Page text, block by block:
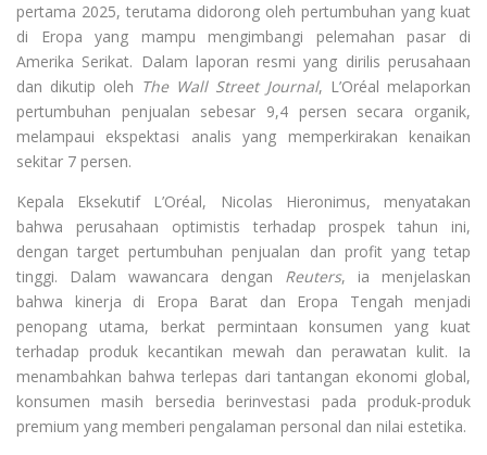
pertama 2025, terutama didorong oleh pertumbuhan yang kuat
di Eropa yang mampu mengimbangi pelemahan pasar di
Amerika Serikat. Dalam laporan resmi yang dirilis perusahaan
dan dikutip oleh The Wall Street Journal, L’Oréal melaporkan
pertumbuhan penjualan sebesar 9,4 persen secara organik,
melampaui ekspektasi analis yang memperkirakan kenaikan
sekitar 7 persen.
Kepala Eksekutif L’Oréal, Nicolas Hieronimus, menyatakan
bahwa perusahaan optimistis terhadap prospek tahun ini,
dengan target pertumbuhan penjualan dan profit yang tetap
tinggi. Dalam wawancara dengan Reuters, ia menjelaskan
bahwa kinerja di Eropa Barat dan Eropa Tengah menjadi
penopang utama, berkat permintaan konsumen yang kuat
terhadap produk kecantikan mewah dan perawatan kulit. Ia
menambahkan bahwa terlepas dari tantangan ekonomi global,
konsumen masih bersedia berinvestasi pada produk-produk
premium yang memberi pengalaman personal dan nilai estetika.